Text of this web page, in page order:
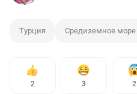
Турция Средиземное море
2 3 2